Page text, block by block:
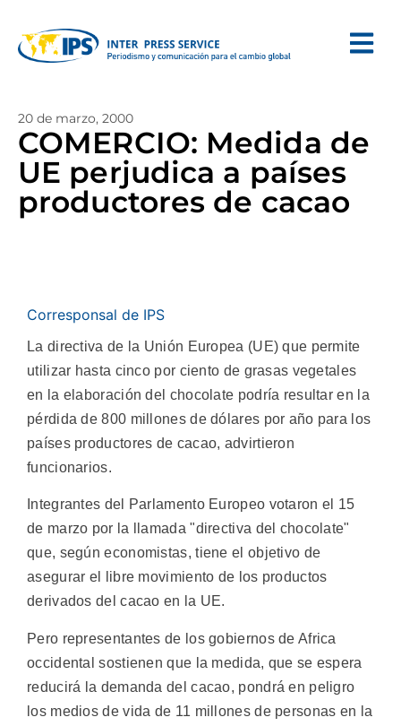
20 de marzo, 2000
COMERCIO: Medida de
UE perjudica a países
productores de cacao
Corresponsal de IPS
La directiva de la Unión Europea (UE) que permite
utilizar hasta cinco por ciento de grasas vegetales
en la elaboración del chocolate podría resultar en la
pérdida de 800 millones de dólares por año para los
países productores de cacao, advirtieron
funcionarios.
Integrantes del Parlamento Europeo votaron el 15
de marzo por la llamada "directiva del chocolate"
que, según economistas, tiene el objetivo de
asegurar el libre movimiento de los productos
derivados del cacao en la UE.
Pero representantes de los gobiernos de Africa
occidental sostienen que la medida, que se espera
reducirá la demanda del cacao, pondrá en peligro
los medios de vida de 11 millones de personas en la